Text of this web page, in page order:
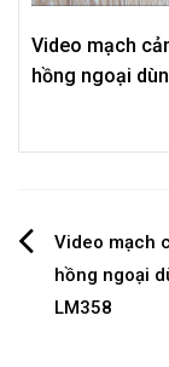
Video mạch
hồng ngoại
Post
navigation
Video mạch
hồng ngoại
LM358